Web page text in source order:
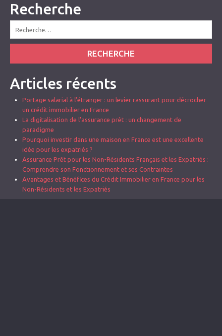
Recherche
RECHERCHE
Articles récents
Portage salarial à l’étranger : un levier rassurant pour décrocher
un crédit immobilier en France
La digitalisation de l’assurance prêt : un changement de
paradigme
Pourquoi investir dans une maison en France est une excellente
idée pour les expatriés ?
Assurance Prêt pour les Non-Résidents Français et les Expatriés :
Comprendre son Fonctionnement et ses Contraintes
Avantages et Bénéfices du Crédit Immobilier en France pour les
Non-Résidents et les Expatriés